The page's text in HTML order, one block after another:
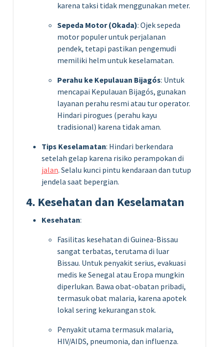
karena taksi tidak menggunakan meter.
Sepeda Motor (Okada): Ojek sepeda
motor populer untuk perjalanan
pendek, tetapi pastikan pengemudi
memiliki helm untuk keselamatan.
Perahu ke Kepulauan Bijagós: Untuk
mencapai Kepulauan Bijagós, gunakan
layanan perahu resmi atau tur operator.
Hindari pirogues (perahu kayu
tradisional) karena tidak aman.
Tips Keselamatan: Hindari berkendara
setelah gelap karena risiko perampokan di
jalan. Selalu kunci pintu kendaraan dan tutup
jendela saat bepergian.
4. Kesehatan dan Keselamatan
Kesehatan:
Fasilitas kesehatan di Guinea-Bissau
sangat terbatas, terutama di luar
Bissau. Untuk penyakit serius, evakuasi
medis ke Senegal atau Eropa mungkin
diperlukan. Bawa obat-obatan pribadi,
termasuk obat malaria, karena apotek
lokal sering kekurangan stok.
Penyakit utama termasuk malaria,
HIV/AIDS, pneumonia, dan influenza.